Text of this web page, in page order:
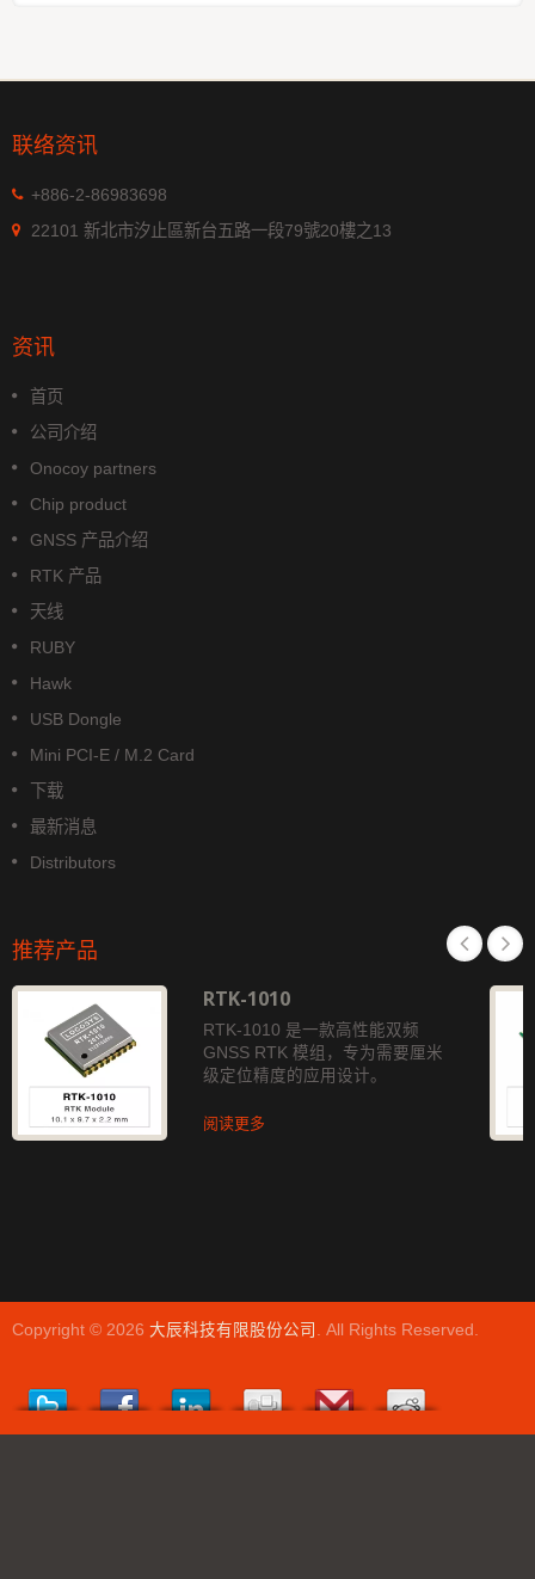
联络资讯
+886-2-86983698
22101 新北市汐止區新台五路一段79號20樓之13
资讯
首页
公司介绍
Onocoy partners
Chip product
GNSS 产品介绍
RTK 产品
天线
RUBY
Hawk
USB Dongle
Mini PCI-E / M.2 Card
下载
最新消息
Distributors
推荐产品
RTK-1010
RTK-1010 是一款高性能双频
GNSS RTK 模组，专为需要厘米
级定位精度的应用设计。
阅读更多
Copyright © 2026 大辰科技有限股份公司 . All Rights Reserved.